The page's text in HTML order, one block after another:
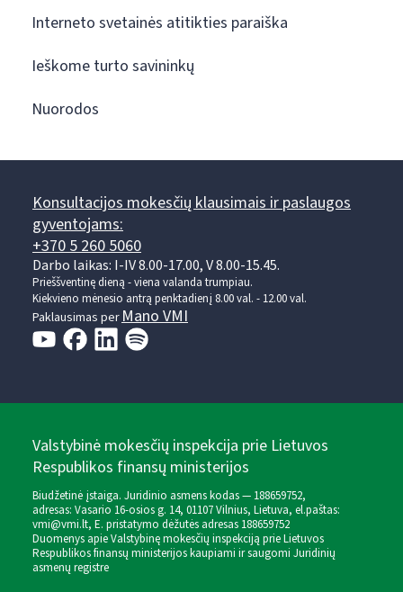
Interneto svetainės atitikties paraiška
Ieškome turto savininkų
Nuorodos
Konsultacijos mokesčių klausimais ir paslaugos
gyventojams:
+370 5 260 5060
Darbo laikas: I-IV 8.00-17.00, V 8.00-15.45.
Prieššventinę dieną - viena valanda trumpiau.
Kiekvieno mėnesio antrą penktadienį 8.00 val. - 12.00 val.
Paklausimas perMano VMI
Valstybinė mokesčių inspekcija prie Lietuvos
Respublikos finansų ministerijos
Biudžetinė įstaiga. Juridinio asmens kodas — 188659752,
adresas: Vasario 16-osios g. 14, 01107 Vilnius, Lietuva, el.paštas:
vmi@vmi.lt, E. pristatymo dėžutės adresas 188659752
Duomenys apie Valstybinę mokesčių inspekciją prie Lietuvos
Respublikos finansų ministerijos kaupiami ir saugomi Juridinių
asmenų registre